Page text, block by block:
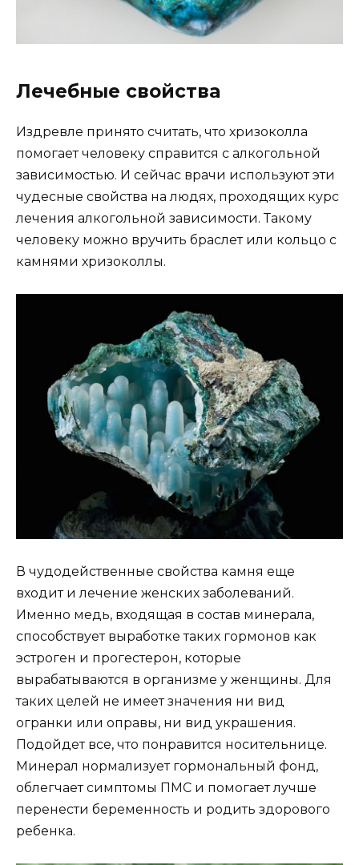
Лечебные свойства
Издревле принято считать, что хризоколла
помогает человеку справится с алкогольной
зависимостью. И сейчас врачи используют эти
чудесные свойства на людях, проходящих курс
лечения алкогольной зависимости. Такому
человеку можно вручить браслет или кольцо с
камнями хризоколлы.
В чудодейственные свойства камня еще
входит и лечение женских заболеваний.
Именно медь, входящая в состав минерала,
способствует выработке таких гормонов как
эстроген и прогестерон, которые
вырабатываются в организме у женщины. Для
таких целей не имеет значения ни вид
огранки или оправы, ни вид украшения.
Подойдет все, что понравится носительнице.
Минерал нормализует гормональный фонд,
облегчает симптомы ПМС и помогает лучше
перенести беременность и родить здорового
ребенка.